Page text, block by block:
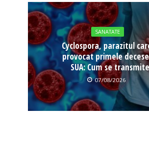
SANATATE
Cyclospora, parazitul
provocat primele
SUA: Cum se transmite
07/08/2026